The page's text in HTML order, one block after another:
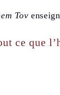
Tov
ce que